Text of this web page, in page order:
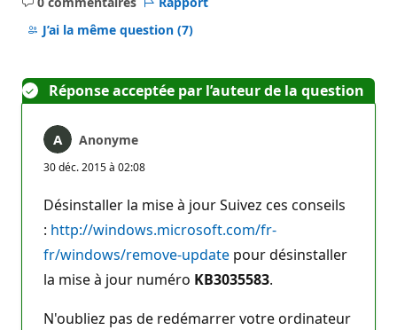
Aucun
commentaire
J’ai la même question (7)
Réponse acceptée par l’auteur de la question
Anonyme
30 déc. 2015 à 02:08
Désinstaller la mise à jour Suivez ces conseils
: http://windows.microsoft.com/fr-
fr/windows/remove-update pour désinstaller
la mise à jour numéro KB3035583.
N'oubliez pas de redémarrer votre ordinateur